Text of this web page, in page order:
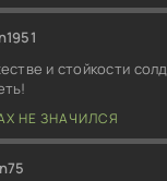
и стойкости
НЕ ЗНАЧИЛСЯ